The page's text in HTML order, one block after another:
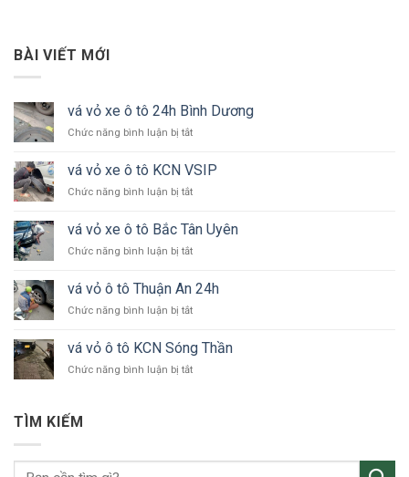
BÀI VIẾT MỚI
vá vỏ xe ô tô 24h Bình Dương
Chức năng bình luận bị tắtở
vỏ
xe
ô
24h
Dương
vá vỏ xe ô tô KCN VSIP
Chức năng bình luận bị tắtở
vỏ
xe
ô
KCN
vá vỏ xe ô tô Bắc Tân Uyên
Chức năng bình luận bị tắtở
vỏ
xe
ô
Bắc
Tân
Uyên
vá vỏ ô tô Thuận An 24h
Chức năng bình luận bị tắtở
ô
tô
vá vỏ ô tô KCN Sóng Thần
Chức năng bình luận bị tắtở
Sóng
TÌM KIẾM